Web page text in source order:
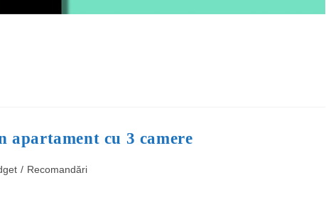
cu 3 camere
/ Recomandări